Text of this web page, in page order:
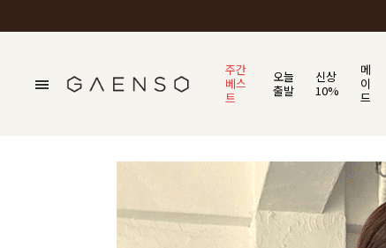
주간
베스
트
오늘
출발
신상
10%
메
이
드